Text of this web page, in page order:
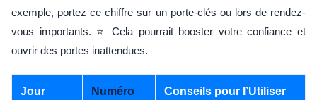
exemple, portez ce chiffre sur un porte-clés ou lors de rendez-
vous importants. ⭐ Cela pourrait booster votre confiance et
ouvrir des portes inattendues.
Jour
Numéro
Conseils pour l’Utiliser